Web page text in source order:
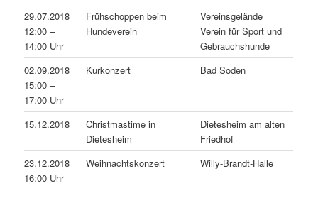
29.07.2018
12:00 –
14:00 Uhr
Frühschoppen beim
Hundeverein
Vereinsgelände
Verein für Sport und
Gebrauchshunde
02.09.2018
15:00 –
17:00 Uhr
Kurkonzert Bad Soden
15.12.2018
Christmastime in
Dietesheim
Dietesheim am alten
Friedhof
23.12.2018
16:00 Uhr
Weihnachtskonzert Willy-Brandt-Halle